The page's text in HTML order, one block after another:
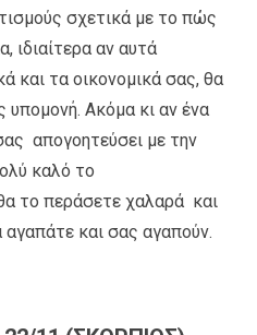
σχετικά με το πώς
ιδιαίτερα αν αυτά
και τα οικονομικά σας, θα
υπομονή. Ακόμα κι αν ένα
απογοητεύσει με την
καλό το
το περάσετε χαλαρά και
και σας αγαπούν.